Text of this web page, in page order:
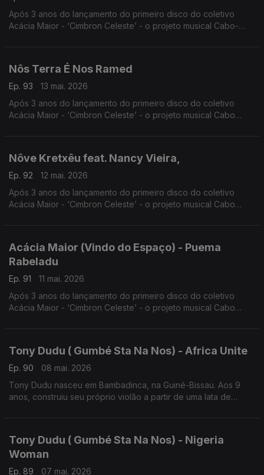
Após 3 anos do lançamento do primeiro disco do coletivo
Acácia Maior - ‘Cimbron Celeste’ - o projeto musical Cabo-
Nôs Terra É Nos Ramed
Ep. 93
13 mai. 2026
Após 3 anos do lançamento do primeiro disco do coletivo
Acácia Maior - ‘Cimbron Celeste’ - o projeto musical Cabo
Nôve Kretxêu feat. Nancy Vieira,
Ep. 92
12 mai. 2026
Após 3 anos do lançamento do primeiro disco do coletivo
Acácia Maior - ‘Cimbron Celeste’ - o projeto musical Cabo
Acácia Maior (Vindo do Espaço) - Puema
Rabeladu
Ep. 91
11 mai. 2026
Após 3 anos do lançamento do primeiro disco do coletivo
Acácia Maior - ‘Cimbron Celeste’ - o projeto musical Cabo
Tony Dudu ( Gumbé Sta Na Nos) - Africa Unite
Ep. 90
08 mai. 2026
Tony Dudu nasceu em Bambadinca, na Guiné-Bissau. Aos 9
anos, construiu seu próprio violão a partir de uma lata de
Tony Dudu ( Gumbé Sta Na Nos) - Nigeria
Woman
Ep. 89 07 mai. 2026